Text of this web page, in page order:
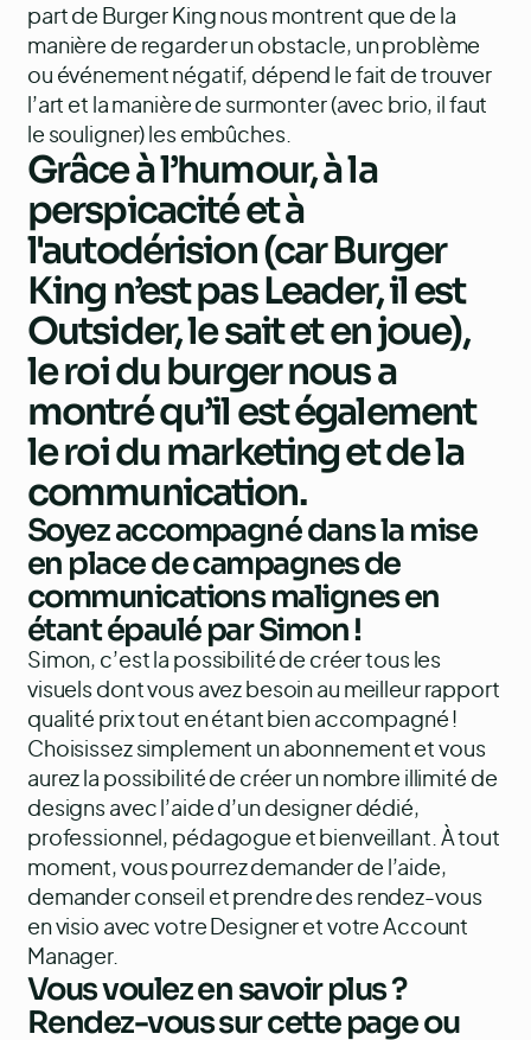
part de Burger King nous montrent que de la
manière de regarder un obstacle, un problème
ou événement négatif, dépend le fait de trouver
l’art et la manière de surmonter (avec brio, il faut
le souligner) les embûches.
Grâce à l’humour, à la
perspicacité et à
l'autodérision (car Burger
King n’est pas Leader, il est
Outsider, le sait et en joue),
le roi du burger nous a
montré qu’il est également
le roi du marketing et de la
communication.
Soyez accompagné dans la mise
en place de campagnes de
communications malignes en
étant épaulé par Simon !
Simon, c’est la possibilité de créer tous les
visuels dont vous avez besoin au meilleur rapport
qualité prix tout en étant bien accompagné !
Choisissez simplement un abonnement et vous
aurez la possibilité de créer un nombre illimité de
designs avec l’aide d’un designer dédié,
professionnel, pédagogue et bienveillant. À tout
moment, vous pourrez demander de l’aide,
demander conseil et prendre des rendez-vous
en visio avec votre Designer et votre Account
Manager.
Vous voulez en savoir plus ?
Rendez-vous surcette pageou